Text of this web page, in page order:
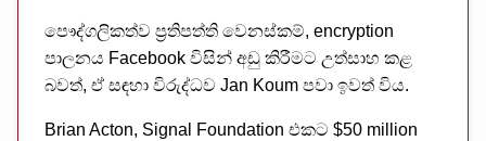
පෞද්ගලිකත්ව ප්‍රතිපත්ති වෙනස්කම්, encryption
පාලනය Facebook විසින් අඩු කිරීමට උත්සාහ කළ
බවත්, ඒ සඳහා විරුද්ධව Jan Koum පවා ඉවත් විය.
Brian Acton, Signal Foundation එකට $50 million